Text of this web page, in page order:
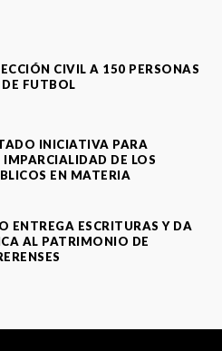
CIVIL A 150 PERSONAS
FUTBOL
INICIATIVA PARA
IMPARCIALIDAD DE LOS
EN MATERIA
ENTREGA ESCRITURAS Y DA
AL PATRIMONIO DE